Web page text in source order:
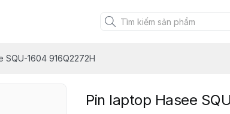
SQU-1604 916Q2272H
Pin laptop Hasee